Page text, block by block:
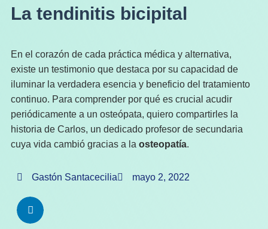
La tendinitis bicipital
En el corazón de cada práctica médica y alternativa,
existe un testimonio que destaca por su capacidad de
iluminar la verdadera esencia y beneficio del tratamiento
continuo. Para comprender por qué es crucial acudir
periódicamente a un osteópata, quiero compartirles la
historia de Carlos, un dedicado profesor de secundaria
cuya vida cambió gracias a la osteopatía.
Gastón Santacecilia mayo 2, 2022